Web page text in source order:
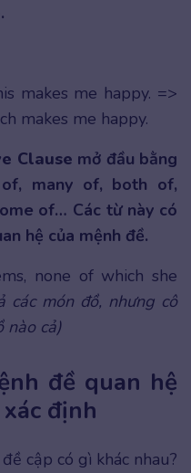
makes me happy. =>
makes me happy.
Clause mở đầu bằng
many of, both of,
of… Các từ này có
hệ của mệnh đề.
none of which she
các món đồ, nhưng cô
nào cả)
đề quan hệ
định
cập có gì khác nhau?